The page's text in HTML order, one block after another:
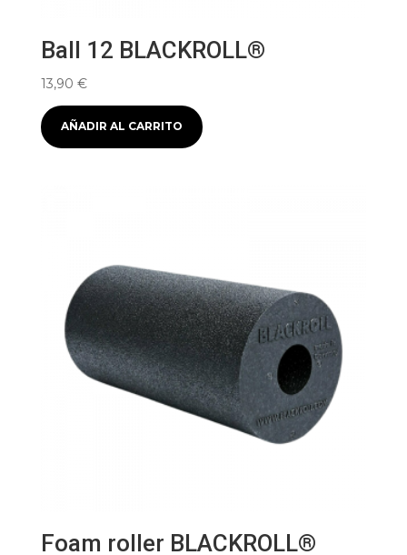
Ball 12 BLACKROLL®
13,90 €
AÑADIR AL CARRITO
Foam roller BLACKROLL®